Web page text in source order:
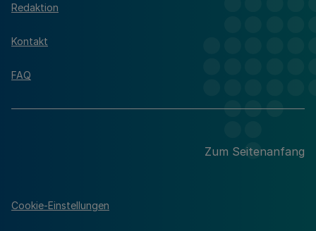
Redaktion
Kontakt
FAQ
Zum Seitenanfang
Cookie-Einstellungen